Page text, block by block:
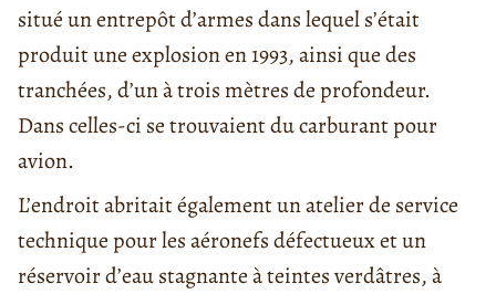
situé un entrepôt d’armes dans lequel s’était
produit une explosion en 1993, ainsi que des
tranchées, d’un à trois mètres de profondeur.
Dans celles-ci se trouvaient du carburant pour
avion.
L’endroit abritait également un atelier de service
technique pour les aéronefs défectueux et un
réservoir d’eau stagnante à teintes verdâtres, à